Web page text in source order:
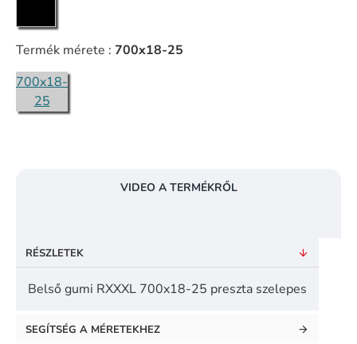
Termék mérete : 700x18-25
700x18-
25
VIDEO A TERMÉKRŐL
RÉSZLETEK
Belső gumi RXXXL 700x18-25 preszta szelepes
SEGÍTSÉG A MÉRETEKHEZ